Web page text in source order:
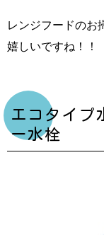
レンジフードのお
嬉しいですね！！
エコタイプ
ー水栓